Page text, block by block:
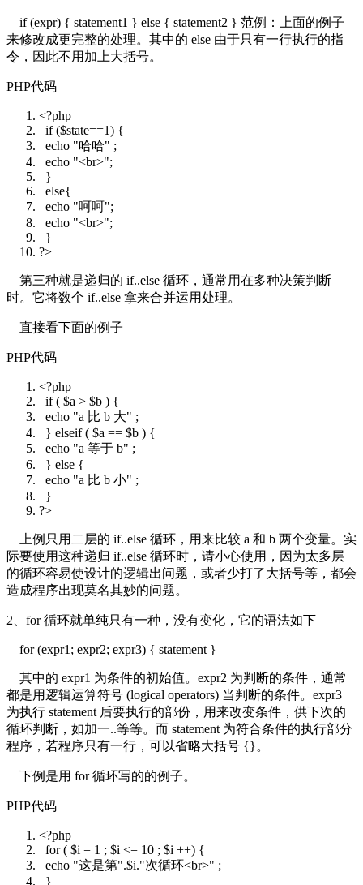
if (expr) { statement1 } else { statement2 } 范例：上面的例子
来修改成更完整的处理。其中的 else 由于只有一行执行的指
令，因此不用加上大括号。
PHP代码
<?php
if($state==1) {
echo "哈哈" ;
echo "<br>";
}
else{
echo "呵呵";
echo "<br>";
}
?>
第三种就是递归的 if..else 循环，通常用在多种决策判断
时。它将数个 if..else 拿来合并运用处理。
直接看下面的例子
PHP代码
<?php
if( $a > $b ) {
echo "a 比 b 大" ;
} elseif( $a == $b ) {
echo "a 等于 b" ;
} else {
echo "a 比 b 小" ;
}
?>
上例只用二层的 if..else 循环，用来比较 a 和 b 两个变量。实
际要使用这种递归 if..else 循环时，请小心使用，因为太多层
的循环容易使设计的逻辑出问题，或者少打了大括号等，都会
造成程序出现莫名其妙的问题。
2、for 循环就单纯只有一种，没有变化，它的语法如下
for (expr1; expr2; expr3) { statement }
其中的 expr1 为条件的初始值。expr2 为判断的条件，通常
都是用逻辑运算符号 (logical operators) 当判断的条件。expr3
为执行 statement 后要执行的部份，用来改变条件，供下次的
循环判断，如加一..等等。而 statement 为符合条件的执行部分
程序，若程序只有一行，可以省略大括号 {}。
下例是用 for 循环写的的例子。
PHP代码
<?php
for( $i = 1 ; $i <= 10 ; $i ++) {
echo "这是第".$i."次循环<br>" ;
}